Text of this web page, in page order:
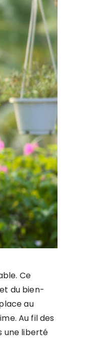
Ce
du bien-
au
Au fil des
une liberté